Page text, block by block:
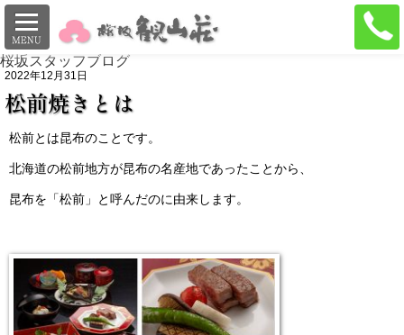
桜坂スタッフブログ
2022年12月31日
松前焼きとは
松前とは昆布のことです。
北海道の松前地方が昆布の名産地であったことから、
昆布を「松前」と呼んだのに由来します。